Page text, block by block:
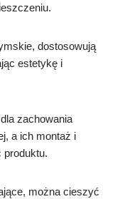
dostosowują
estetykę i
zachowania
a ich montaż i
produktu.
można cieszyć